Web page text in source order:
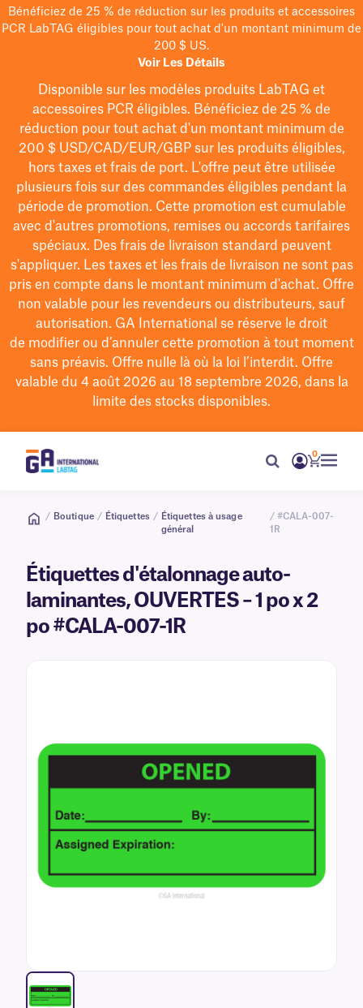
Bénéficiez de 25 % de réduction sur les produits et accessoires
PCR LabTAG éligibles pour tout achat d'un montant minimum de
200 $ US.
Voir Les Détails
Disponible sur les modèles produits LabTAG et
accessoires PCR éligibles. Bénéficiez de 25 % de
réduction pour tout achat d'un montant minimum de
200 $USD/CAD/EUR/GBPsur les produits éligibles,
hors taxes et frais de port. L'offre peut être utilisée
plusieurs fois sur des commandes éligibles pendant la
période de promotion. Cette promotion est cumulable
avec d'autres promotions, remises ou accords tarifaires
spéciaux. Des frais de livraison standard peuvent
s'appliquer. Les taxes et les frais de livraison ne sont pas
pris en compte dans le montant minimum d'achat. Offre
non valable pour les revendeurs ou distributeurs, sauf
autorisation. GA International se réserve le droit
de modifierou d’annuler cette promotion à tout moment
sans préavis. Offre nulle là où la loi l’interdit. Offre
valable du 4 août 2026 au 18 septembre 2026, dans la
limite des stocks disponibles.
0
/ Boutique / Étiquettes / Étiquettes à usage
général
/ #CALA-007-
1R
Étiquettes d'étalonnage auto-
laminantes, OUVERTES – 1 po x 2
po #CALA-007-1R